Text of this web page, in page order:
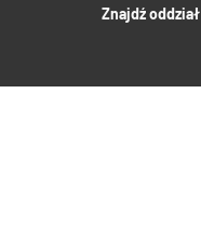
Znajdź oddział